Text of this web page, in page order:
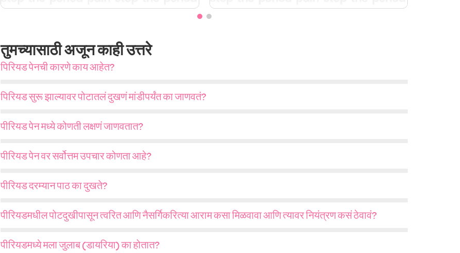
तुमच्यासाठी अजून काही उत्तरे
पिरियड पेनची कारणे काय आहेत?
पिरियड सुरू झाल्यावर पोटातलं दुखणं मांडीपर्यंत का जाणवतं?
पीरियड पेन मध्ये कोणती लक्षणं जाणवतात?
पीरियड पेन वर सर्वोत्तम उपचार कोणता आहे?
पीरियड दरम्यान पाठ का दुखते?
पीरियडमधील पोटदुखीपासून त्वरित आणि नैसर्गिकरित्या आराम कसा मिळवावा आणि त्यावर नियंत्रण कसं ठेवावं?
पीरियडमध्ये मला जुलाब (डायरिया) का होतात?